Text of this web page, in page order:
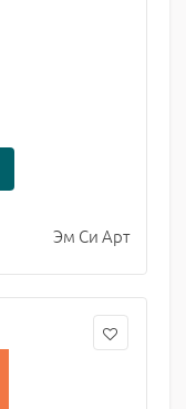
Эм Си Арт